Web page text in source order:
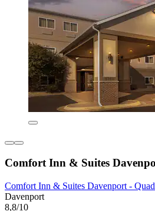
Comfort Inn & Suites
Comfort Inn & Suites Davenport -
Davenport
8,8/10